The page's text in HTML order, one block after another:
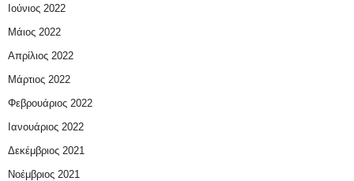
Ιούνιος 2022
Μάιος 2022
Απρίλιος 2022
Μάρτιος 2022
Φεβρουάριος 2022
Ιανουάριος 2022
Δεκέμβριος 2021
Νοέμβριος 2021